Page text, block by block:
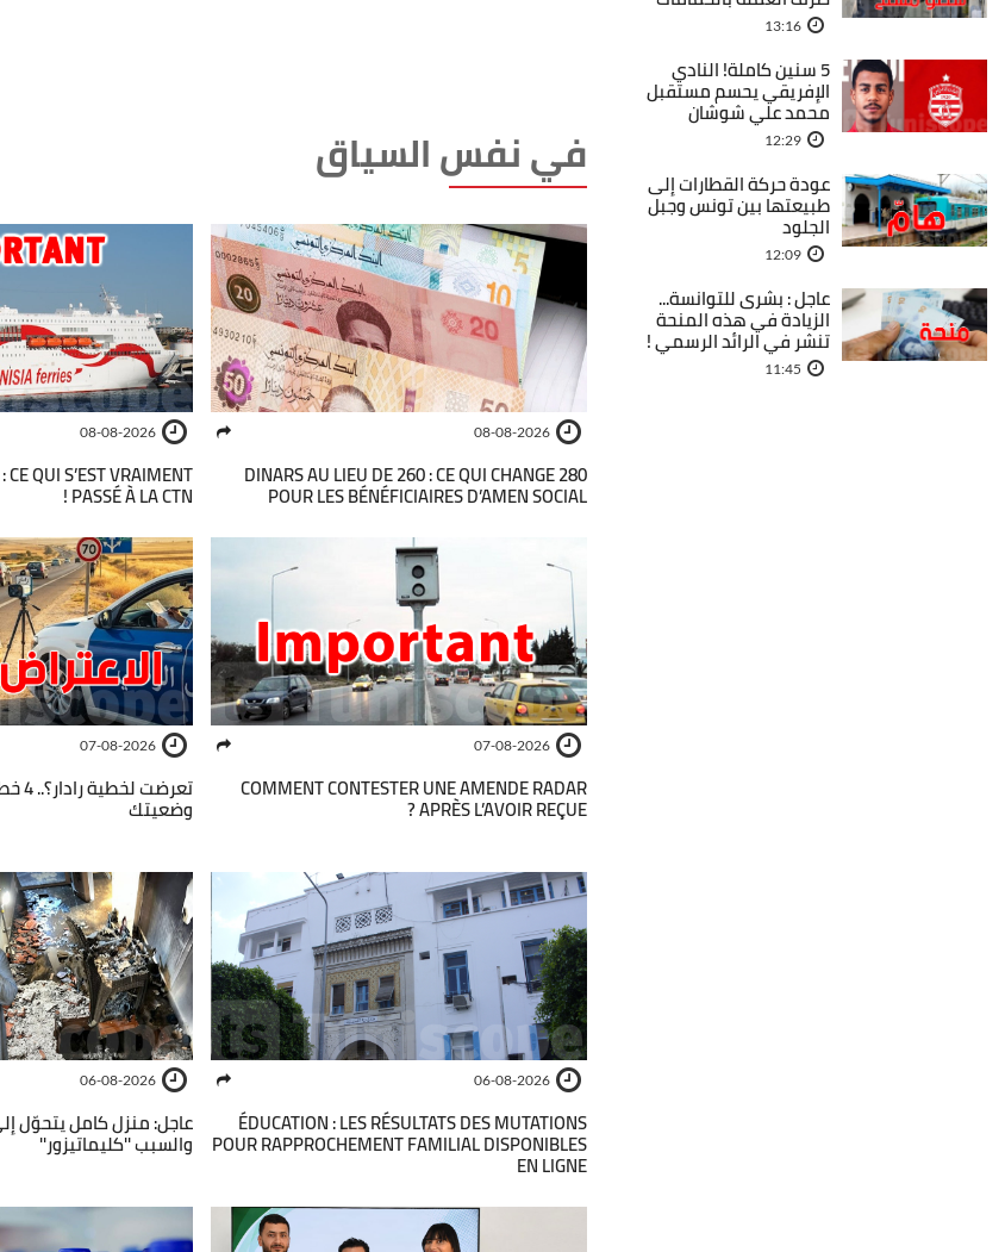
في نفس السياق
08-08-2026
280 DINARS AU LIEU DE 260 : CE QUI CHANGE
POUR LES BÉNÉFICIAIRES D’AMEN SOCIAL
08-08-2026
QUI S’EST VRAIMENT
PASSÉ À LA CTN !
07-08-2026
COMMENT CONTESTER UNE AMENDE RADAR
APRÈS L’AVOIR REÇUE ?
07-08-2026
وضعيتك
06-08-2026
ÉDUCATION : LES RÉSULTATS DES MUTATIONS
POUR RAPPROCHEMENT FAMILIAL DISPONIBLES
EN LIGNE
06-08-2026
عاجل: منزل كامل يتحوّل
والسبب ''كليماتيزور''
13:16
5 سنين كاملة! النادي
الإفريقي يحسم مستقبل
محمد علي شوشان
12:29
عودة حركة القطارات إلى
طبيعتها بين تونس وجبل
الجلود
12:09
عاجل : بشرى للتوانسة...
الزيادة في هذه المنحة
تنشر في الرائد الرسمي !
11:45